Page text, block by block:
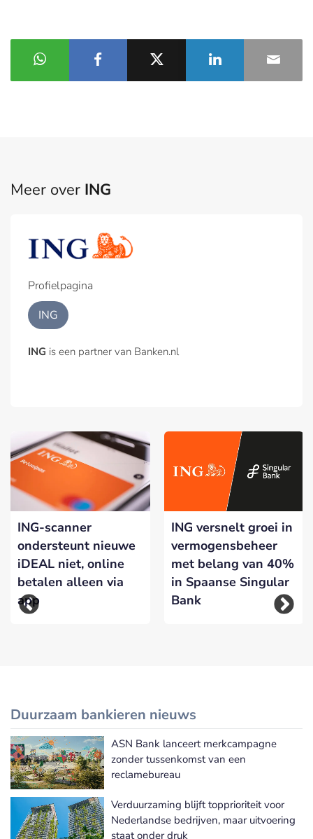
Meer over ING
Profielpagina
ING
ING is een partner van Banken.nl
ING-scanner
ondersteunt nieuwe
iDEAL niet, online
betalen alleen via
app
ING versnelt groei in
vermogensbeheer
met belang van 40%
in Spaanse Singular
Bank
Duurzaam bankieren nieuws
Meer Duurzaam bankieren nieuws
ASN Bank lanceert merkcampagne
zonder tussenkomst van een
reclamebureau
Verduurzaming blijft topprioriteit voor
Nederlandse bedrijven, maar uitvoering
staat onder druk